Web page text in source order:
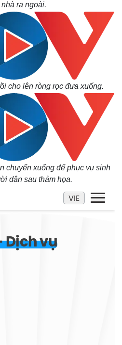
Vũ khí
Việt Nam
ra ngoài.
cho lên ròng rọc đưa xuống.
chuyển xuống để phục vụ sinh
dân sau thảm họa.